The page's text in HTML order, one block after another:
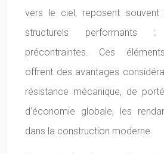
vers le ciel, reposent souvent
structurels performants
précontraintes. Ces
offrent des avantages
résistance mécanique, de
d’économie globale, les
dans la construction moderne.